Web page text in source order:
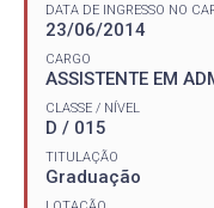
DATA DE INGRESSO NO
23/06/2014
CARGO
ASSISTENTE EM
CLASSE / NÍVEL
D / 015
TITULAÇÃO
Graduação